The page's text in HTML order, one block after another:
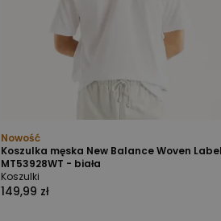
Nowość
Koszulka męska New Balance Woven Label
MT53928WT - biała
Koszulki
149,99 zł